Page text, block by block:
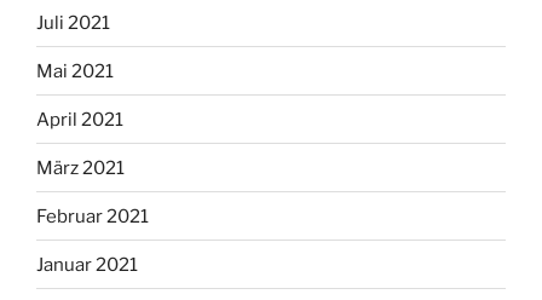
Juli 2021
Mai 2021
April 2021
März 2021
Februar 2021
Januar 2021